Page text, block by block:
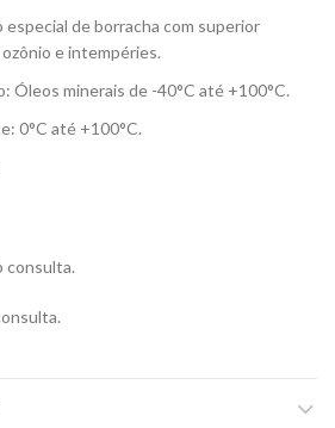
de borracha com superior
e intempéries.
Óleos minerais de -40°C até +100°C.
0°C até +100°C.
consulta.